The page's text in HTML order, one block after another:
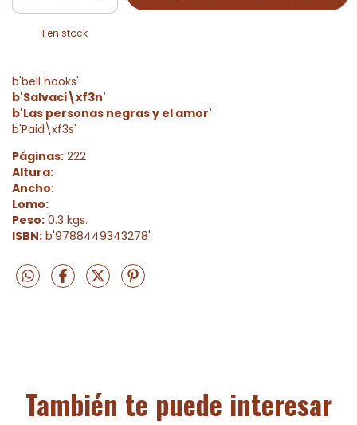
1 en stock
b'bell hooks'
b'Salvaci\xf3n'
b'Las personas negras y el amor'
b'Paid\xf3s'
Páginas: 222
Altura:
Ancho:
Lomo:
Peso: 0.3 kgs.
ISBN: b'9788449343278'
También te puede interesar